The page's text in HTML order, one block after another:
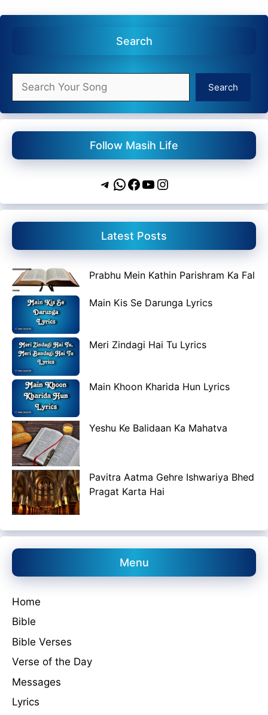
Search
Search
Search
Follow Masih Life
Telegram
WhatsApp
Facebook
YouTube
Instagram
Latest Posts
Prabhu Mein Kathin Parishram Ka Fal
Main Kis Se Darunga Lyrics
Meri Zindagi Hai Tu Lyrics
Main Khoon Kharida Hun Lyrics
Yeshu Ke Balidaan Ka Mahatva
Pavitra Aatma Gehre Ishwariya Bhed
Pragat Karta Hai
Menu
Home
Bible
Bible Verses
Verse of the Day
Messages
Lyrics